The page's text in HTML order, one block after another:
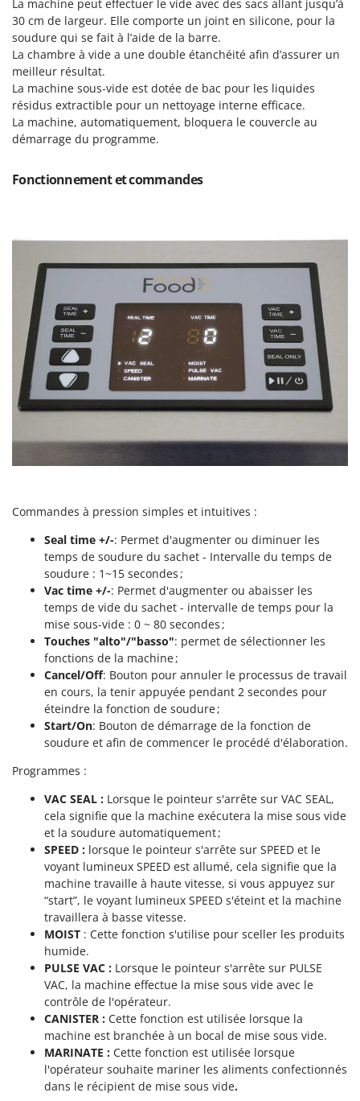
Pulvérisateurs
Pulvérisateurs portés
R
Rafraîchisseurs d'air par évaporation
Rampes de chargement en aluminium
Râpes à fromage électriques
Râteaux pour tracteur
Remplisseuses
Rogneuses de souches
Rouleaux pour tracteur
Scies à os
Scies à Ruban
Scies alternatives à batterie
Scies de jardin télescopiques
Sécateurs électriques à batterie
Sécateurs et Échenilloirs manuels
Sécateurs pneumatiques
Socs pour tracteur
Souffleurs aspirateurs pour Feuilles
Soufreuses - Poudreuses à dos
Soufreuses - Poudreuses pour tracteur
Taille-haies
Taille-haies à bras pour tracteur
Tarières
Tondeuses à Gazon
Tondeuses autoportées
Tondeuses débroussailleuses thermiques
Trancheuses
Trancheuses de sol
Transpalettes
Treuils de débardage
Tronçonneuses
Vêtements de Sécurité
Vibroculteurs à tracteur
GRIFO
GVS
GYS
H
Hailo
Helvi
HiKOKI
I
Il-Tec
Imperia
Infaco
Intec
Intex
Italyco
J JOLLY ITALIA
K
KAAZ
Karcher
Kasco
Kemper
Keter
KitchenAid
Komo
Laica
Lampacrescia - MGM
LAR Casalinghi
Lavor
Linea VZ
Lisam
Lotusgrill
M.A.I.BO.
Macom
Macte Ovens
Makita
MAMMAMIA
Marcato
Marina Systems
Master
La machine peut effectuer le vide avec des sacs allant jusqu’à
30 cm de largeur. Elle comporte un joint en silicone, pour la
soudure qui se fait à l’aide de la barre.
La chambre à vide a une double étanchéité afin d’assurer un
meilleur résultat.
La machine sous-vide est dotée de bac pour les liquides
résidus extractible pour un nettoyage interne efficace.
La machine, automatiquement, bloquera le couvercle au
démarrage du programme.
Fonctionnement et commandes
Commandes à pression simples et intuitives :
Seal time +/-: Permet d'augmenter ou diminuer les
temps de soudure du sachet - Intervalle du temps de
soudure : 1~15 secondes ;
Vac time +/-: Permet d'augmenter ou abaisser les
temps de vide du sachet - intervalle de temps pour la
mise sous-vide : 0 ~ 80 secondes ;
Touches "alto"/"basso": permet de sélectionner les
fonctions de la machine ;
Cancel/Off: Bouton pour annuler le processus de travail
en cours, la tenir appuyée pendant 2 secondes pour
éteindre la fonction de soudure ;
Start/On: Bouton de démarrage de la fonction de
soudure et afin de commencer le procédé d'élaboration.
Programmes :
VAC SEAL : Lorsque le pointeur s'arrête sur VAC SEAL,
cela signifie que la machine exécutera la mise sous vide
et la soudure automatiquement ;
SPEED : lorsque le pointeur s'arrête sur SPEED et le
voyant lumineux SPEED est allumé, cela signifie que la
machine travaille à haute vitesse, si vous appuyez sur
“start”, le voyant lumineux SPEED s'éteint et la machine
travaillera à basse vitesse.
MOIST : Cette fonction s'utilise pour sceller les produits
humide.
PULSE VAC : Lorsque le pointeur s'arrête sur PULSE
VAC, la machine effectue la mise sous vide avec le
contrôle de l'opérateur.
CANISTER : Cette fonction est utilisée lorsque la
machine est branchée à un bocal de mise sous vide.
MARINATE : Cette fonction est utilisée lorsque
l'opérateur souhaite mariner les aliments confectionnés
dans le récipient de mise sous vide.